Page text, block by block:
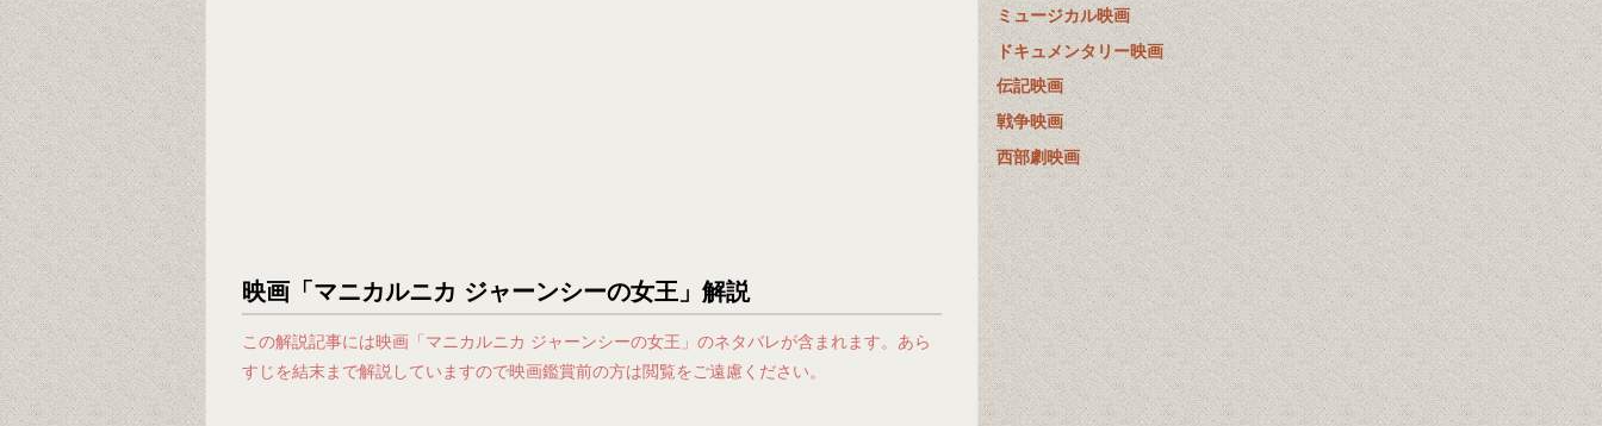
映画「マニカルニカ ジャーンシーの女王」解説
この解説記事には映画「マニカルニカ ジャーンシーの女王」のネタバレが含まれます。あら
すじを結末まで解説していますので映画鑑賞前の方は閲覧をご遠慮ください。
ミュージカル映画
ドキュメンタリー映画
伝記映画
戦争映画
西部劇映画